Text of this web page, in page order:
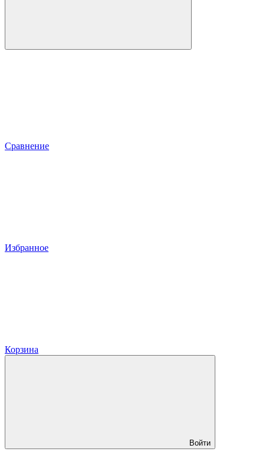
Сравнение
Избранное
Корзина
Войти